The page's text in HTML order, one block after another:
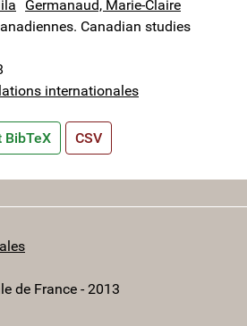
Germanaud, Marie-Claire
Canadian studies
internationales
BibTeX CSV
de France - 2013